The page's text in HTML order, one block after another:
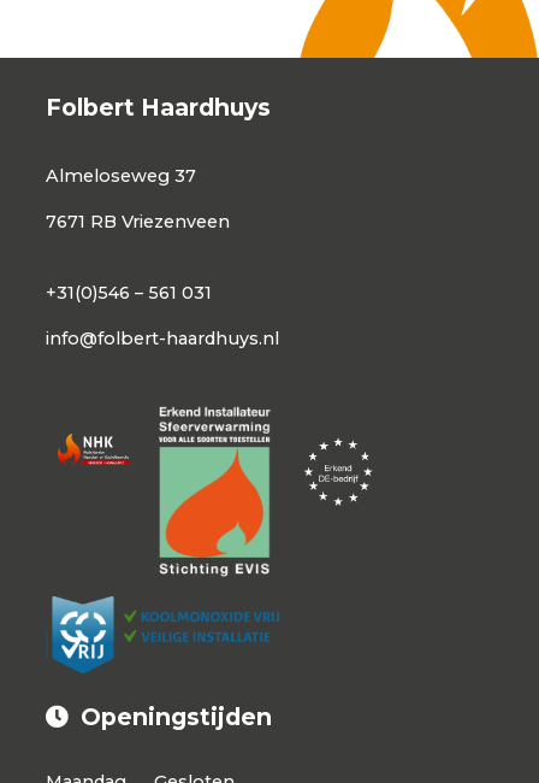
Folbert Haardhuys
Almeloseweg 37
7671 RB Vriezenveen
+31(0)546 – 561 031
info@folbert-haardhuys.nl
Openingstijden